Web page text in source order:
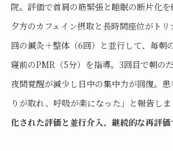
院。評価で首肩の筋緊張と睡眠の断片化
夕方のカフェイン摂取と長時間座位がト
回の鍼灸＋整体（6回）と並行して、毎朝
寝前のPMR（5分）を指導。3回目で朝の
夜間覚醒が減少し日中の集中力が回復。
りが取れ、呼吸が楽になった」と報告し
化された評価と並行介入、継続的な再評価